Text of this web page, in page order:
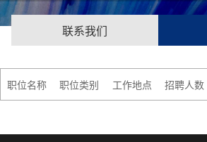
联系我们
职位名称 职位类别 工作地点 招聘人数